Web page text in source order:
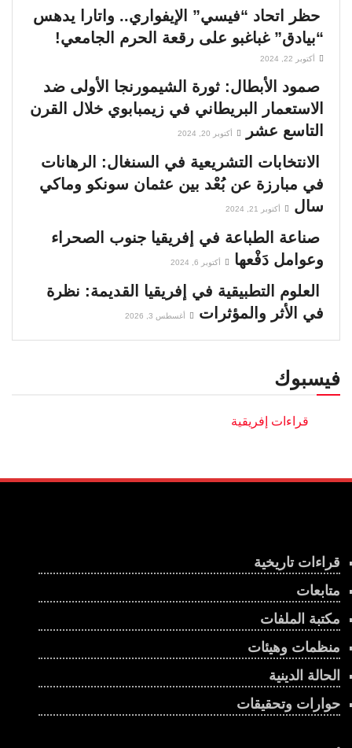
حظر اتحاد “فيسي” الإيفواري.. واتارا يدهس
“بيادق” غباغبو على رقعة الحرم الجامعي!
أكتوبر 22, 2024
صمود الأبطال: ثورة الشيمورنجا الأولى ضد
الاستعمار البريطاني في زيمبابوي خلال القرن
التاسع عشر
أكتوبر 20, 2024
الانتخابات التشريعية في السنغال: الرهانات
في مبارزة عن بُعْد بين عثمان سونكو وماكي
سال
أكتوبر 21, 2024
صناعة الطباعة في إفريقيا جنوب الصحراء
وعوامل دَفْعها
أكتوبر 6, 2024
العلوم التطبيقية في إفريقيا القديمة: نظرة
في الأثر والمؤثرات
أغسطس 3, 2026
فيسبوك
قراءات تاريخية
متابعات
مكتبة الملفات
منظمات وهيئات
الحالة الدينية
حوارات وتحقيقات